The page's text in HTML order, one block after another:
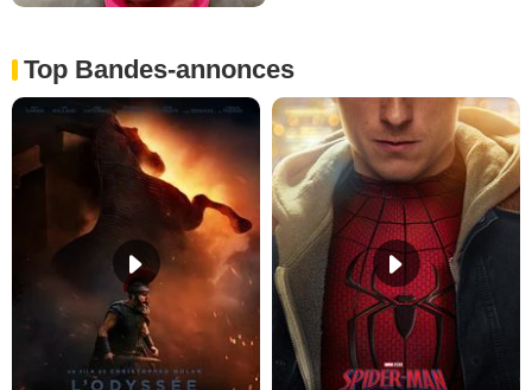
Top Bandes-annonces